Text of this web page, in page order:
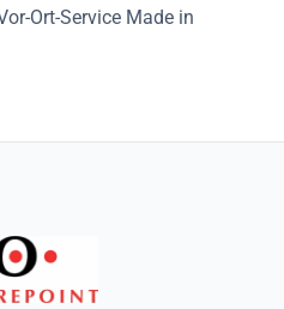
Ort-Service Made in